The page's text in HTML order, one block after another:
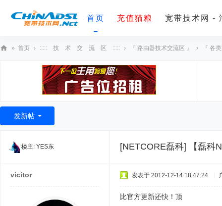
首页 充值猫粮 宽带技术网 -
术
» 首页 › ::::: 技 术 交 流 区 ::::: › 『 路由器技术交流区 』 › 『 各
发新帖
楼主: YES东 [NETCORE磊科] 【磊科
vicitor 发表于 2012-12-14 18:47:24
比官方更新还快！顶